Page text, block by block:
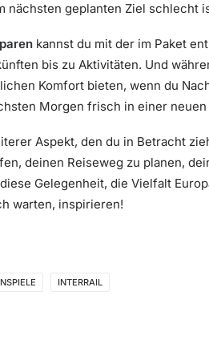
nächsten geplanten Ziel schlecht
kannst du mit der im Paket
bis zu Aktivitäten. Und
Komfort bieten, wenn du
Morgen frisch in einer
Aspekt, den du in Betracht
deinen Reiseweg zu planen,
Gelegenheit, die Vielfalt
warten, inspirieren!
INTERRAIL